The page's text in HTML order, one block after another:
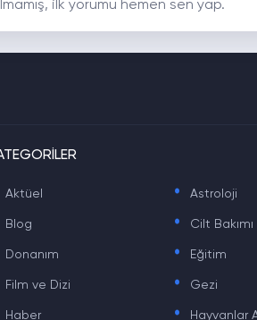
ilk yorumu hemen sen yap.
Aktüel . Astroloji
Blog . Cilt Bakımı
Donanım . Eğitim
Film ve Dizi . Gezi
Haber . Hayvanlar